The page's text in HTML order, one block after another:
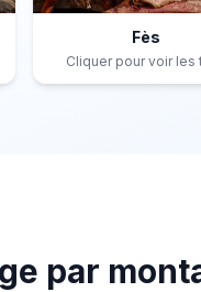
Fès
Cliquer pour voir les
par